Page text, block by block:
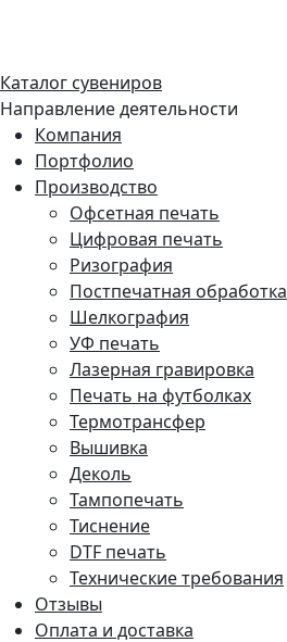
Каталог сувениров
Направление деятельности
Компания
Портфолио
Производство
Офсетная печать
Цифровая печать
Ризография
Постпечатная обработка
Шелкография
УФ печать
Лазерная гравировка
Печать на футболках
Термотрансфер
Вышивка
Деколь
Тампопечать
Тиснение
DTF печать
Технические требования
Отзывы
Оплата и доставка